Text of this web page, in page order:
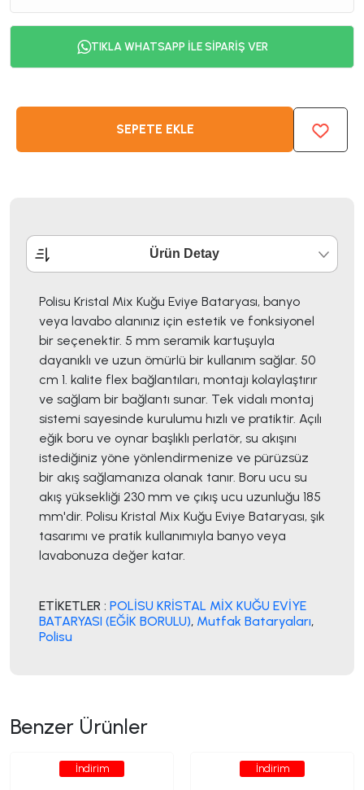
TIKLA WHATSAPP İLE SİPARİŞ VER
SEPETE EKLE
Ürün Detay
Polisu Kristal Mix Kuğu Eviye Bataryası, banyo
veya lavabo alanınız için estetik ve fonksiyonel
bir seçenektir. 5 mm seramik kartuşuyla
dayanıklı ve uzun ömürlü bir kullanım sağlar. 50
cm 1. kalite flex bağlantıları, montajı kolaylaştırır
ve sağlam bir bağlantı sunar. Tek vidalı montaj
sistemi sayesinde kurulumu hızlı ve pratiktir. Açılı
eğik boru ve oynar başlıklı perlatör, su akışını
istediğiniz yöne yönlendirmenize ve pürüzsüz
bir akış sağlamanıza olanak tanır. Boru ucu su
akış yüksekliği 230 mm ve çıkış ucu uzunluğu 185
mm'dir. Polisu Kristal Mix Kuğu Eviye Bataryası, şık
tasarımı ve pratik kullanımıyla banyo veya
lavabonuza değer katar.
ETİKETLER : POLİSU KRİSTAL MİX KUĞU EVİYE
BATARYASI (EĞİK BORULU), Mutfak Bataryaları,
Polisu
Benzer Ürünler
İndirim İndirim